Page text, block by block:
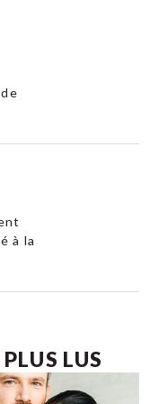
à la
LUS